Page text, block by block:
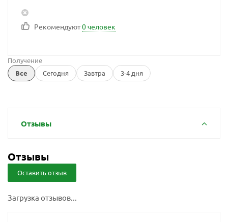
Рекомендуют0 человек
Получение
Все
Сегодня Завтра 3-4 дня
Отзывы
Отзывы
Оставить отзыв
Загрузка отзывов...